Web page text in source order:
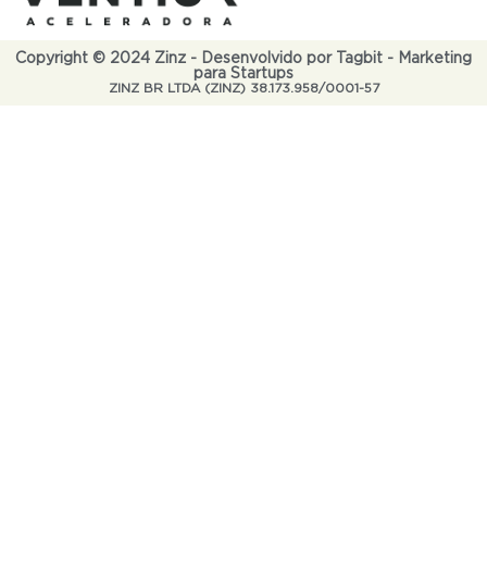
Copyright © 2024 Zinz - Desenvolvido por Tagbit - Marketing
para Startups
ZINZ BR LTDA (ZINZ) 38.173.958/0001-57